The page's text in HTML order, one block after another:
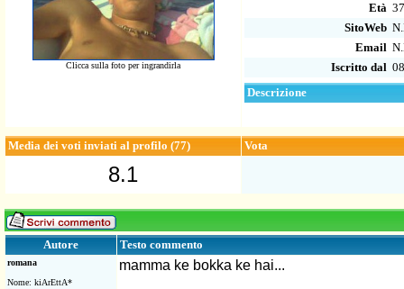
Clicca sulla foto per ingrandirla
Età 37
SitoWeb
Email
Iscritto dal
Descrizione
Media dei voti inviati al profilo (77) Vota
8.1
Autore Testo commento
romana
Nome: kiArEttA*
mamma ke bokka ke hai...